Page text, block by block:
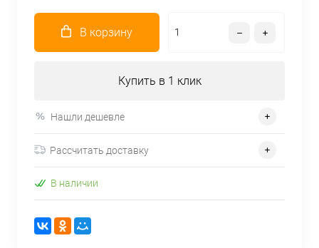
В корзину
Купить в 1 клик
Нашли дешевле
Рассчитать доставку
В наличии